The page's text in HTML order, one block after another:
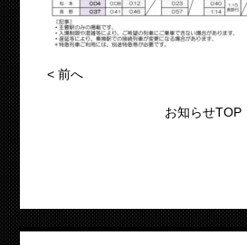
<前へ
お知らせTOP